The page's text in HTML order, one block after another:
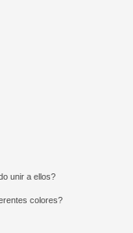
unir a ellos?
colores?